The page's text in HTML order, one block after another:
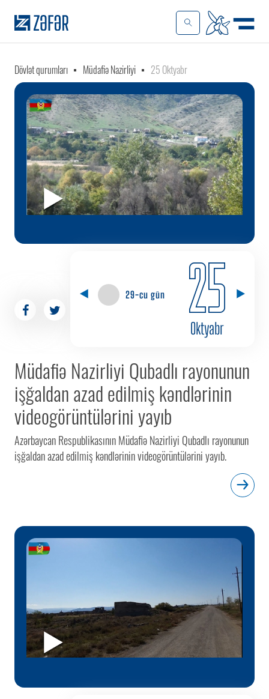
Dövlət qurumları Müdafiə Nazirliyi 25 Oktyabr
29-cu gün 25
Oktyabr
Müdafiə Nazirliyi Qubadlı rayonunun
işğaldan azad edilmiş kəndlərinin
videogörüntülərini yayıb
Azərbaycan Respublikasının Müdafiə Nazirliyi Qubadlı rayonunun
işğaldan azad edilmiş kəndlərinin videogörüntülərini yayıb.